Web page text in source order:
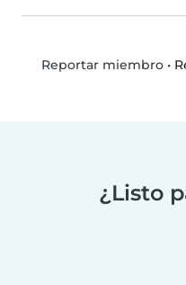
Reportar miembro•
¿Listo